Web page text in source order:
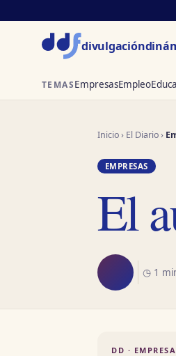
divulgación
TEMASEmpresasEmpleo
Inicio› El Diario›
EMPRESAS
El
◷ 1
DD ·